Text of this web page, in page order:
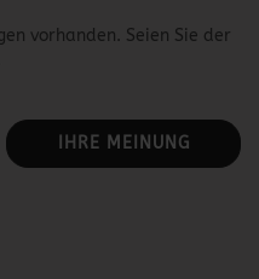
vorhanden. Seien Sie der
IHRE MEINUNG